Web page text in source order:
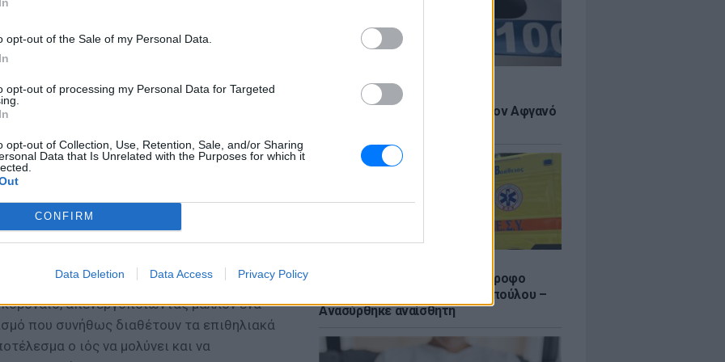
opt-out of the Sale of my Personal Data.
opt-out of processing my Personal Data for Targeted
opt-out of Collection, Use, Retention, Sale, and/or Sharing
Data that Is Unrelated with the Purposes for which it
CONFIRM
Data Deletion Data Access Privacy Policy
«Δεν το πιστεύουμε», λένε οι
Αμερικανοί που υιοθέτησαν τον Αφγανό
Πτώση γυναίκας από τον 5ο όροφο
πολυκατοικίας στη Μιχαλακοπούλου –
Ανασύρθηκε αναίσθητη
δεν μπορούμε να αλλάξουμε το
δείχνουν ότι οι άνθρωποι με αυτό το
πιθανό πως θα ωφεληθούν κατ’ εξοχήν
τους πνεύμονες των ασθενών με λοίμωξη
απενεργοποιώντας μάλλον ένα
που συνήθως διαθέτουν τα επιθηλιακά
ο ιός να μολύνει και να